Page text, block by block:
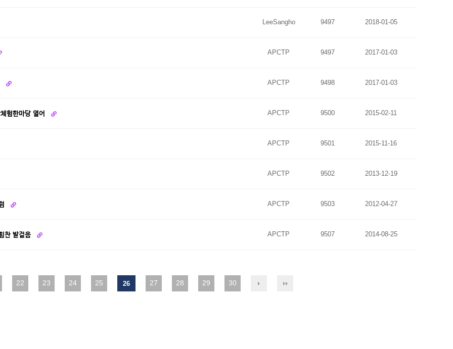
LeeSangho 9497 2018-01-05
APCTP 9497 2017-01-03
APCTP 9498 2017-01-03
험한마당 열어 APCTP 9500 2015-02-11
APCTP 9501 2015-11-16
APCTP 9502 2013-12-19
APCTP 9503 2012-04-27
찬 발걸음 APCTP 9507 2014-08-25
22 23 24 25 26 27 28 29 30